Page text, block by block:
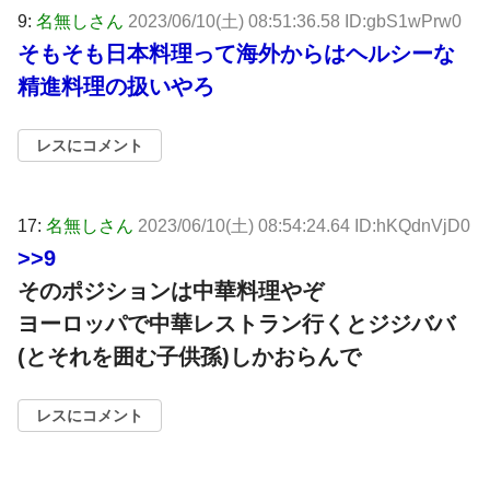
9: 名無しさん 2023/06/10(土) 08:51:36.58 ID:gbS1wPrw0
そもそも日本料理って海外からはヘルシーな
精進料理の扱いやろ
レスにコメント
17: 名無しさん 2023/06/10(土) 08:54:24.64 ID:hKQdnVjD0
>>9
そのポジションは中華料理やぞ
ヨーロッパで中華レストラン行くとジジババ
(とそれを囲む子供孫)しかおらんで
レスにコメント